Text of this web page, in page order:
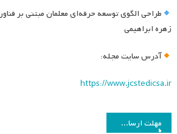
طراحی الگوی توسعه حرفه‌ای معلمان مبتنی بر
زهره ابراهیمی
آدرس سایت مجله:
https://www.jcstedicsa.ir
راهبریمهلت ارسال آثار به جشنواره دکتر علی شریعتمداری تمدید شد